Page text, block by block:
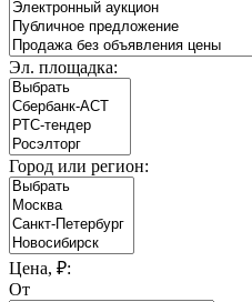
Эл. площадка:
Город или регион:
Цена, ₽:
От